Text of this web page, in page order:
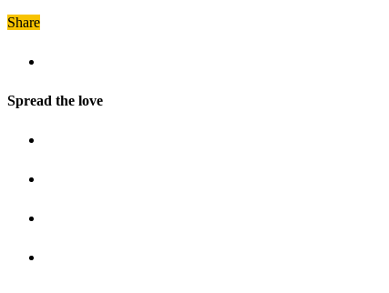
Share
Spread the love